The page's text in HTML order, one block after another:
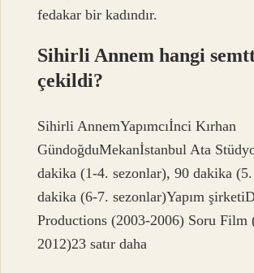
fedakar bir kadındır.
Sihirli Annem hangi
çekildi?
Sihirli AnnemYapımcıİnci Kırhan
GündoğduMekanİstanbul Ata
dakika (1-4. sezonlar), 90 dakika
dakika (6-7. sezonlar)Yapım
Productions (2003-2006) Soru Film
2012)23 satır daha